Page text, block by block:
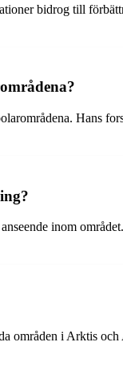
bidrog till
Hans
inom
områden i Arktis